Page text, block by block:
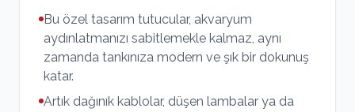
Bu özel tasarım tutucular, akvaryum
aydınlatmanızı sabitlemekle kalmaz, aynı
zamanda tankınıza modern ve şık bir dokunuş
katar.
Artık dağınık kablolar, düşen lambalar ya da